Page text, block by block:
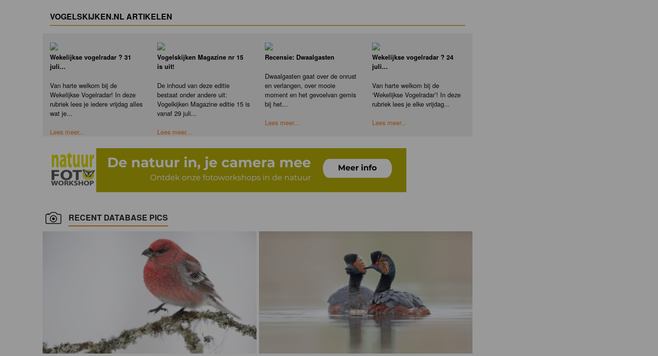
VOGELSKIJKEN.NL ARTIKELEN
Wekelijkse vogelradar ? 31
juli...
Van harte welkom bij de
Wekelijkse Vogelradar! In deze
rubriek lees je iedere vrijdag alles
wat je...
Lees meer...
Vogelskijken Magazine nr 15
is uit!
De inhoud van deze editie
bestaat onder andere uit:
Vogelkijken Magazine editie 15 is
vanaf 29 juli...
Lees meer...
Recensie: Dwaalgasten
Dwaalgasten gaat over de onrust
en verlangen, over mooie
moment en het gevoelvan gemis
bij het...
Lees meer...
Wekelijkse vogelradar ? 24
juli...
Van harte welkom bij de
‘Wekelijkse Vogelradar’! In deze
rubriek lees je elke vrijdag...
Lees meer...
RECENT DATABASE PICS